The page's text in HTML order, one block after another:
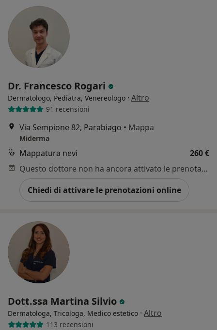
Dr. Francesco Rogari
Dermatologo, Pediatra, Venereologo · Altro
91 recensioni
Via Sempione 82, Parabiago • Mappa
Miderma
Mappatura nevi
260 €
Questo dottore non ha ancora attivato le prenotazioni online presso questo indirizzo.
Chiedi di attivare le prenotazioni online
Dott.ssa Martina Silvio
Dermatologa, Tricologa, Medico estetico · Altro
113 recensioni